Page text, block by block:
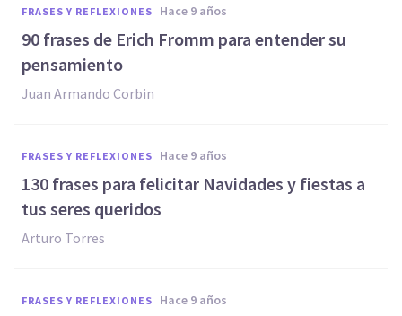
FRASES Y REFLEXIONES hace 9 años
90 frases de Erich Fromm para entender su
pensamiento
Juan Armando Corbin
FRASES Y REFLEXIONES hace 9 años
130 frases para felicitar Navidades y fiestas a
tus seres queridos
Arturo Torres
FRASES Y REFLEXIONES hace 9 años